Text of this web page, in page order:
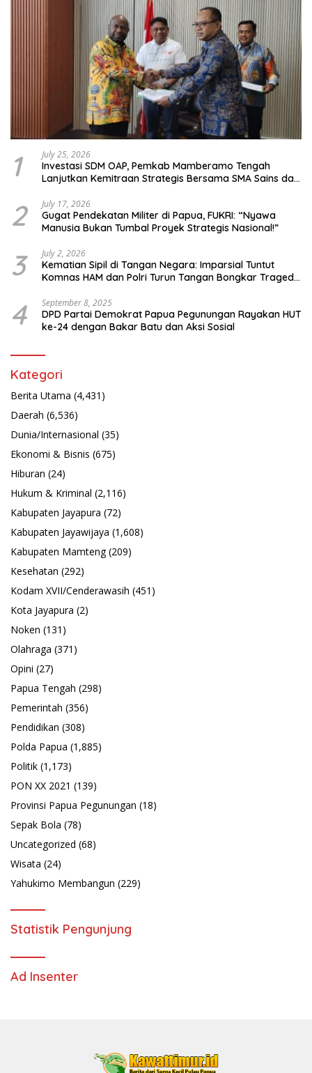
1 July 25, 2026
Investasi SDM OAP, Pemkab Mamberamo Tengah
Lanjutkan Kemitraan Strategis Bersama SMA Sains dan
2 July 17, 2026
Gugat Pendekatan Militer di Papua, FUKRI: “Nyawa
Manusia Bukan Tumbal Proyek Strategis Nasional!”
3 July 2, 2026
Kematian Sipil di Tangan Negara: Imparsial Tuntut
Komnas HAM dan Polri Turun Tangan Bongkar Tragedi
4 September 8, 2025
DPD Partai Demokrat Papua Pegunungan Rayakan HUT
ke-24 dengan Bakar Batu dan Aksi Sosial
Kategori
Berita Utama (4,431)
Daerah (6,536)
Dunia/Internasional (35)
Ekonomi & Bisnis (675)
Hiburan (24)
Hukum & Kriminal (2,116)
Kabupaten Jayapura (72)
Kabupaten Jayawijaya (1,608)
Kabupaten Mamteng(209)
Kesehatan (292)
Kodam XVII/Cenderawasih (451)
Kota Jayapura (2)
Noken (131)
Olahraga (371)
Opini (27)
Papua Tengah (298)
Pemerintah (356)
Pendidikan (308)
Polda Papua (1,885)
Politik (1,173)
PON XX 2021 (139)
Provinsi Papua Pegunungan (18)
Sepak Bola (78)
Uncategorized (68)
Wisata (24)
Yahukimo Membangun (229)
Statistik Pengunjung
Ad Insenter